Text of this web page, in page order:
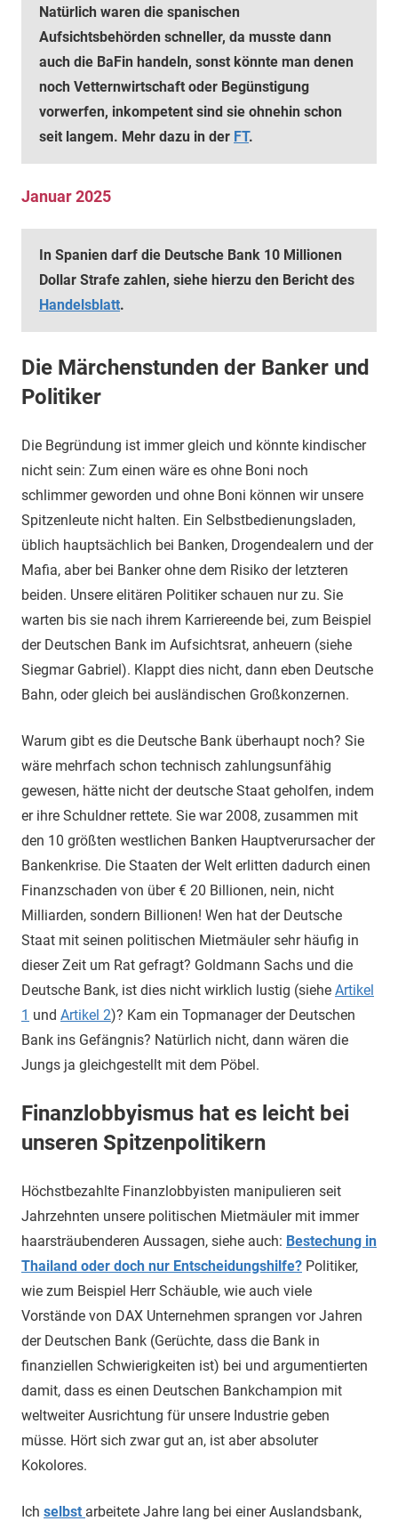
Natürlich waren die spanischen
Aufsichtsbehörden schneller, da musste dann
auch die BaFin handeln, sonst könnte man denen
noch Vetternwirtschaft oder Begünstigung
vorwerfen, inkompetent sind sie ohnehin schon
seit langem. Mehr dazu in der FT.
Januar 2025
In Spanien darf die Deutsche Bank 10 Millionen
Dollar Strafe zahlen, siehe hierzu den Bericht des
Handelsblatt.
Die Märchenstunden der Banker und
Politiker
Die Begründung ist immer gleich und könnte kindischer
nicht sein: Zum einen wäre es ohne Boni noch
schlimmer geworden und ohne Boni können wir unsere
Spitzenleute nicht halten. Ein Selbstbedienungsladen,
üblich hauptsächlich bei Banken, Drogendealern und der
Mafia, aber bei Banker ohne dem Risiko der letzteren
beiden. Unsere elitären Politiker schauen nur zu. Sie
warten bis sie nach ihrem Karriereende bei, zum Beispiel
der Deutschen Bank im Aufsichtsrat, anheuern (siehe
Siegmar Gabriel). Klappt dies nicht, dann eben Deutsche
Bahn, oder gleich bei ausländischen Großkonzernen.
Warum gibt es die Deutsche Bank überhaupt noch? Sie
wäre mehrfach schon technisch zahlungsunfähig
gewesen, hätte nicht der deutsche Staat geholfen, indem
er ihre Schuldner rettete. Sie war 2008, zusammen mit
den 10 größten westlichen Banken Hauptverursacher der
Bankenkrise. Die Staaten der Welt erlitten dadurch einen
Finanzschaden von über € 20 Billionen, nein, nicht
Milliarden, sondern Billionen! Wen hat der Deutsche
Staat mit seinen politischen Mietmäuler sehr häufig in
dieser Zeit um Rat gefragt? Goldmann Sachs und die
Deutsche Bank, ist dies nicht wirklich lustig (siehe Artikel
1 und Artikel 2)? Kam ein Topmanager der Deutschen
Bank ins Gefängnis? Natürlich nicht, dann wären die
Jungs ja gleichgestellt mit dem Pöbel.
Finanzlobbyismus hat es leicht bei
unseren Spitzenpolitikern
Höchstbezahlte Finanzlobbyisten manipulieren seit
Jahrzehnten unsere politischen Mietmäuler mit immer
haarsträubenderen Aussagen, siehe auch: Bestechung in
Thailand oder doch nur Entscheidungshilfe? Politiker,
wie zum Beispiel Herr Schäuble, wie auch viele
Vorstände von DAX Unternehmen sprangen vor Jahren
der Deutschen Bank (Gerüchte, dass die Bank in
finanziellen Schwierigkeiten ist) bei und argumentierten
damit, dass es einen Deutschen Bankchampion mit
weltweiter Ausrichtung für unsere Industrie geben
müsse. Hört sich zwar gut an, ist aber absoluter
Kokolores.
Ich selbst arbeitete Jahre lang bei einer Auslandsbank,